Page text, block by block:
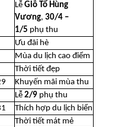
LễGiỗ Tổ Hùng
Vương,30/4 –
1/5 phụ thu
Ưu đãi hè
Mùa du lịch cao điểm
Thời tiết đẹp
Khuyến mãi mùa thu
Lễ2/9 phụ thu
Thích hợp du lịch biển
Thời tiết mát mẻ